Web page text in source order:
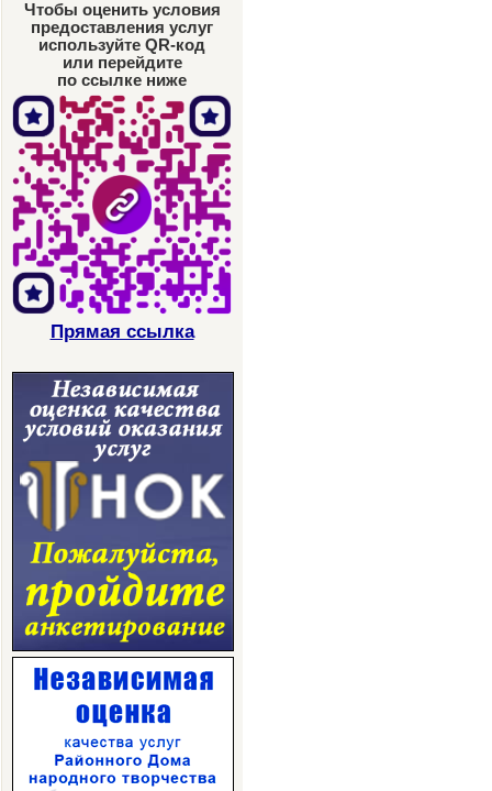
Чтобы оценить условия
предоставления услуг
используйте QR-код
или перейдите
по ссылке ниже
Прямая ссылка